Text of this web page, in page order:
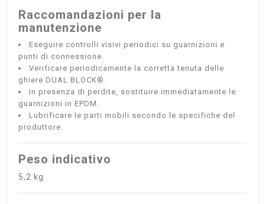
Raccomandazioni per la
manutenzione
Eseguire controlli visivi periodici su guarnizioni e
punti di connessione.
Verificare periodicamente la corretta tenuta delle
ghiere DUAL BLOCK®.
In presenza di perdite, sostituire immediatamente le
guarnizioni in EPDM.
Lubrificare le parti mobili secondo le specifiche del
produttore.
Peso indicativo
5,2 kg